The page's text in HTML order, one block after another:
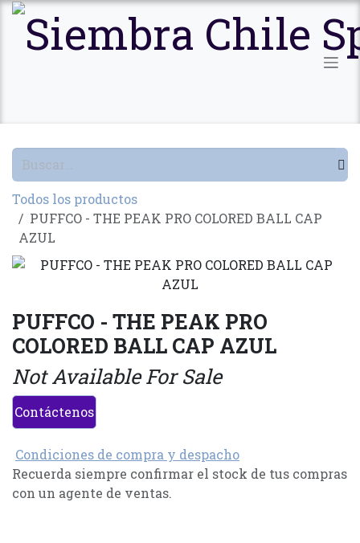
Ir al contenido
Todos los productos
PUFFCO - THE PEAK PRO COLORED BALL CAP
AZUL
PUFFCO - THE PEAK PRO
COLORED BALL CAP AZUL
Not Available For Sale
Contáctenos
Condiciones de compra y despacho
Recuerda siempre confirmar el stock de tus compras
con un agente de ventas.